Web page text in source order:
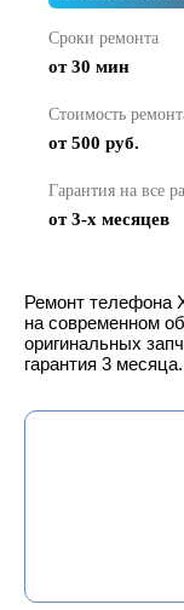
Сроки ремонта
от 30 мин
Стоимость
от 500 руб.
Гарантия на все
от 3-х месяцев
Ремонт телефона
на современном
оригинальных
гарантия 3